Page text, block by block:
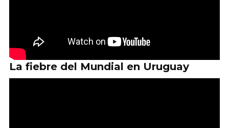
La fiebre del Mundial en Uruguay